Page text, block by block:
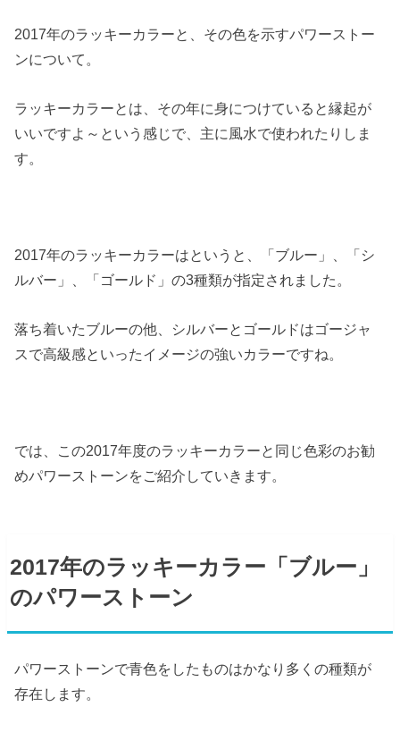
2017年のラッキーカラーと、その色を示すパワーストー
ンについて。
ラッキーカラーとは、その年に身につけていると縁起が
いいですよ～という感じで、主に風水で使われたりしま
す。
2017年のラッキーカラーはというと、「ブルー」、「シ
ルバー」、「ゴールド」の3種類が指定されました。
落ち着いたブルーの他、シルバーとゴールドはゴージャ
スで高級感といったイメージの強いカラーですね。
では、この2017年度のラッキーカラーと同じ色彩のお勧
めパワーストーンをご紹介していきます。
2017年のラッキーカラー「ブルー」
のパワーストーン
パワーストーンで青色をしたものはかなり多くの種類が
存在します。